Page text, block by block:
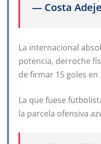
— Costa
La internacional
potencia, derroche
de firmar 15 goles
La que fuese
la parcela ofensiva